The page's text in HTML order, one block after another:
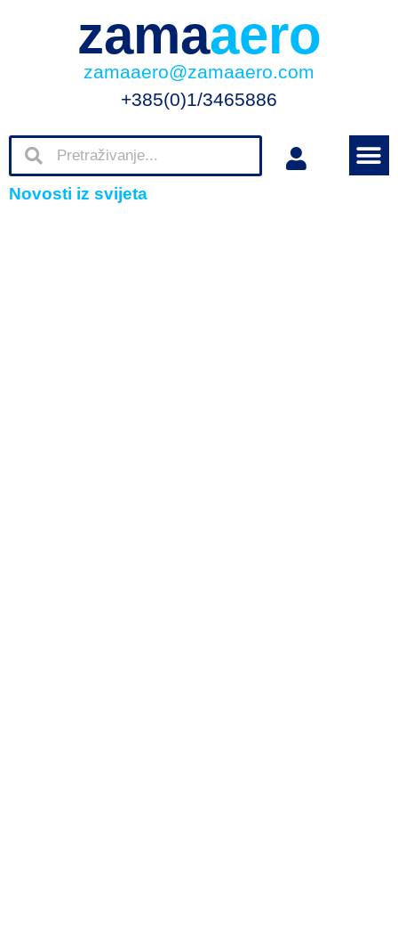
zamaaero
zamaaero@zamaaero.com
+385(0)1/3465886
Novosti iz svijeta